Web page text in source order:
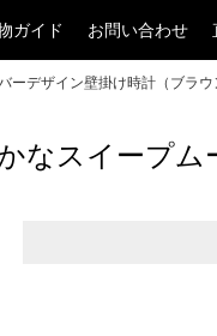
ガイド お問い合わせ
ーデザイン壁掛け時計（ブラ
なスイープム